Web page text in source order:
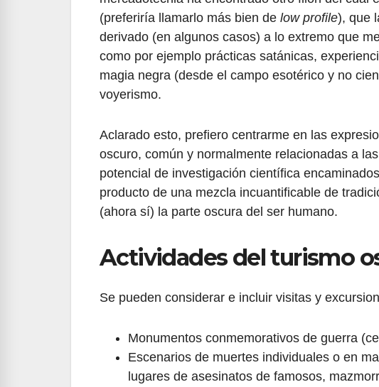
(preferiría llamarlo más bien de low profile), que
derivado (en algunos casos) a lo extremo que
como por ejemplo prácticas satánicas,
magia negra (desde el campo esotérico y no
voyerismo.
Aclarado esto, prefiero centrarme en las
oscuro, común y normalmente relacionadas a
potencial de investigación científica
producto de una mezcla incuantificable de
(ahora sí) la parte oscura del ser humano.
Actividades del turismo
Se pueden considerar e incluir visitas y
Monumentos conmemorativos de guerra
Escenarios de muertes individuales o en
lugares de asesinatos de famosos,